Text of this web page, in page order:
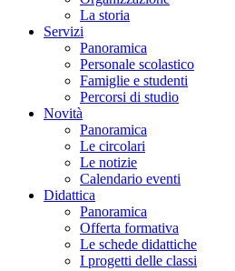
La storia
Servizi
Panoramica
Personale scolastico
Famiglie e studenti
Percorsi di studio
Novità
Panoramica
Le circolari
Le notizie
Calendario eventi
Didattica
Panoramica
Offerta formativa
Le schede didattiche
I progetti delle classi